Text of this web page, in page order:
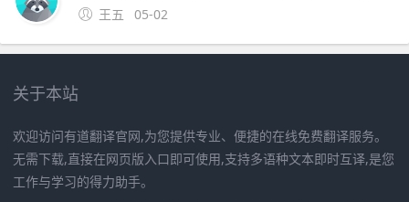
王五
05-02
关于本站
欢迎访问有道翻译官网,为您提供专业、便捷的在线免费翻译服务。
无需下载,直接在网页版入口即可使用,支持多语种文本即时互译,是您
工作与学习的得力助手。